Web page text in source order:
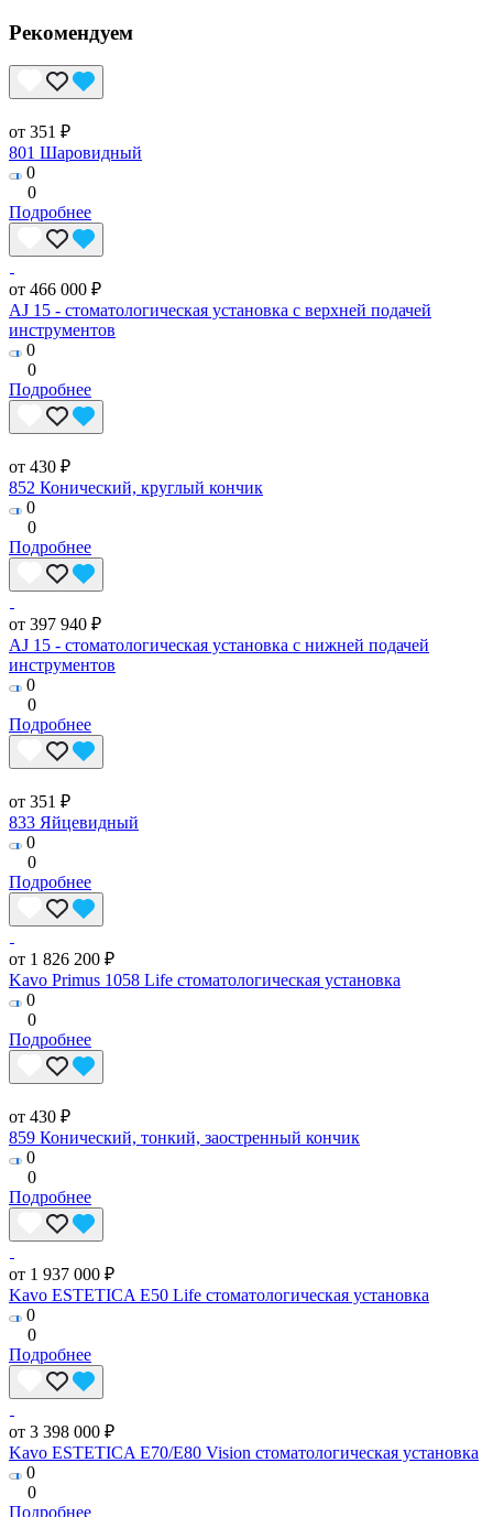
Рекомендуем
от 351 ₽
801 Шаровидный
0
0
Подробнее
от 466 000 ₽
AJ 15 - стоматологическая установка с верхней подачей
инструментов
0
0
Подробнее
от 430 ₽
852 Конический, круглый кончик
0
0
Подробнее
от 397 940 ₽
AJ 15 - стоматологическая установка с нижней подачей
инструментов
0
0
Подробнее
от 351 ₽
833 Яйцевидный
0
0
Подробнее
от 1 826 200 ₽
Kavo Primus 1058 Life стоматологическая установка
0
0
Подробнее
от 430 ₽
859 Конический, тонкий, заостренный кончик
0
0
Подробнее
от 1 937 000 ₽
Kavo ESTETICA E50 Life стоматологическая установка
0
0
Подробнее
от 3 398 000 ₽
Kavo ESTETICA E70/E80 Vision стоматологическая установка
0
0
Подробнее